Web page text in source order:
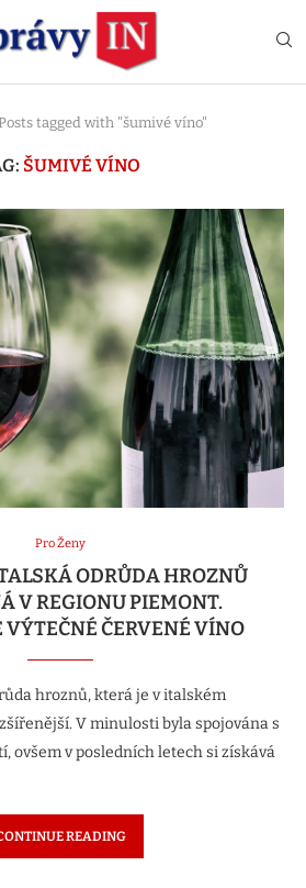
tagged with "šumivé víno"
ŠUMIVÉ VÍNO
Pro Ženy
ODRŮDA HROZNŮ
V REGIONU PIEMONT.
VÝTEČNÉ ČERVENÉ VÍNO
hroznů, která je v italském
V minulosti byla spojována s
ovšem v posledních letech si získává
READING